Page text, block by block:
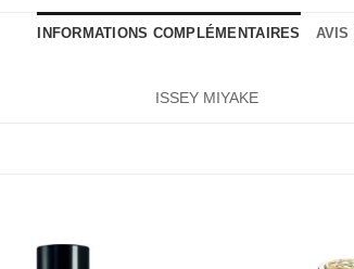
INFORMATIONS COMPLÉMENTAIRES AVIS
ISSEY MIYAKE